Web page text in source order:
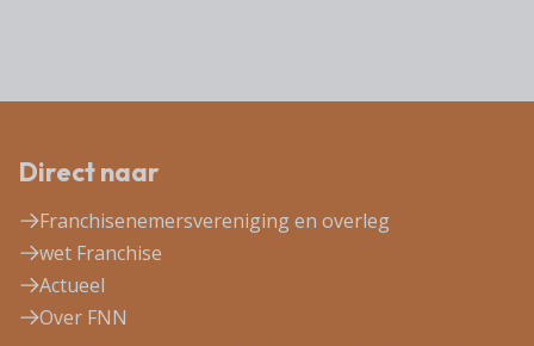
Direct naar
Franchisenemersvereniging en overleg
wet Franchise
Actueel
Over FNN